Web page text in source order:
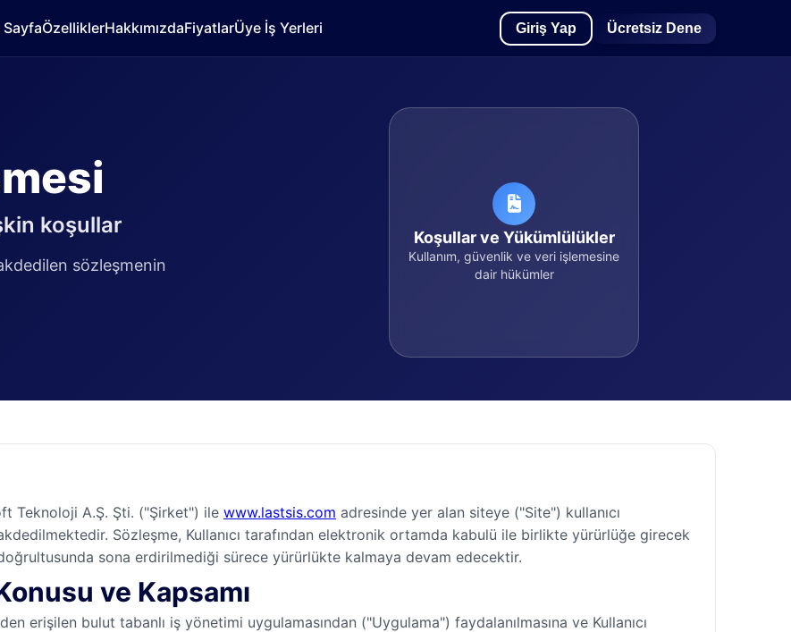
SayfaÖzelliklerHakkımızdaFiyatlarÜye İş Yerleri Giriş Yap Ücretsiz Dene
koşullar
sözleşmenin
Koşullar ve Yükümlülükler
Kullanım, güvenlik ve veri işlemesine
dair hükümler
Teknoloji A.Ş. Şti. ("Şirket") ile www.lastsis.com adresinde yer alan siteye ("Site") kullanıcı
Sözleşme, Kullanıcı tarafından elektronik ortamda kabulü ile birlikte yürürlüğe girecek
sona erdirilmediği sürece yürürlükte kalmaya devam edecektir.
ve Kapsamı
erişilen bulut tabanlı iş yönetimi uygulamasından ("Uygulama") faydalanılmasına ve Kullanıcı